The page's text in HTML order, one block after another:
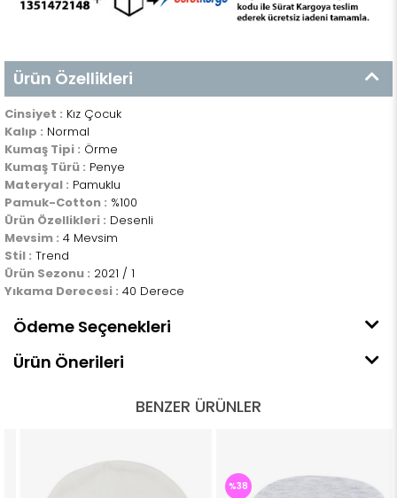
Ürün Özellikleri
Cinsiyet : Kız Çocuk
Kalıp : Normal
Kumaş Tipi : Örme
Kumaş Türü : Penye
Materyal : Pamuklu
Pamuk-Cotton : %100
Ürün Özellikleri : Desenli
Mevsim : 4 Mevsim
Stil : Trend
Ürün Sezonu : 2021 / 1
Yıkama Derecesi : 40 Derece
Ödeme Seçenekleri
Ürün Önerileri
BENZER ÜRÜNLER
%38